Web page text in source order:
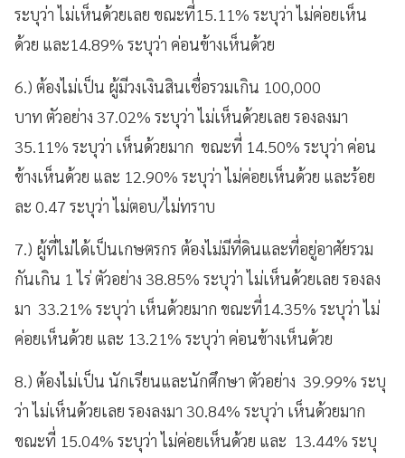
ระบุว่า ไม่เห็นด้วยเลย ขณะที่15.11% ระบุว่า ไม่ค่อยเห็น
ด้วย และ14.89% ระบุว่า ค่อนข้างเห็นด้วย
6.) ต้องไม่เป็น ผู้มีวงเงินสินเชื่อรวมเกิน 100,000
บาท ตัวอย่าง 37.02% ระบุว่า ไม่เห็นด้วยเลย รองลงมา
35.11% ระบุว่า เห็นด้วยมาก ขณะที่ 14.50% ระบุว่า ค่อน
ข้างเห็นด้วย และ 12.90% ระบุว่า ไม่ค่อยเห็นด้วย และร้อย
ละ 0.47 ระบุว่า ไม่ตอบ/ไม่ทราบ
7.) ผู้ที่ไม่ได้เป็นเกษตรกร ต้องไม่มีที่ดินและที่อยู่อาศัยรวม
กันเกิน 1 ไร่ ตัวอย่าง 38.85% ระบุว่า ไม่เห็นด้วยเลย รองลง
มา 33.21% ระบุว่า เห็นด้วยมาก ขณะที่14.35% ระบุว่า ไม่
ค่อยเห็นด้วย และ 13.21% ระบุว่า ค่อนข้างเห็นด้วย
8.) ต้องไม่เป็น นักเรียนและนักศึกษา ตัวอย่าง 39.99% ระบุ
ว่า ไม่เห็นด้วยเลย รองลงมา 30.84% ระบุว่า เห็นด้วยมาก
ขณะที่ 15.04% ระบุว่า ไม่ค่อยเห็นด้วย และ 13.44% ระบุ